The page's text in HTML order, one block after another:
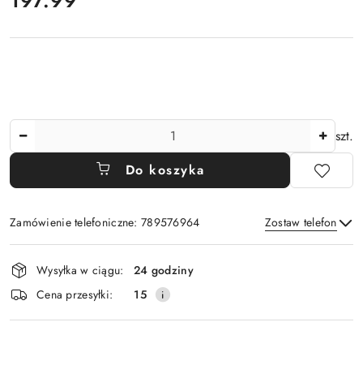
szt.
Do koszyka
Zamówienie telefoniczne: 789576964 Zostaw telefon
Wyślij
Dostępność
i
dostawa
Wysyłka w ciągu:
24 godziny
Cena przesyłki:
15